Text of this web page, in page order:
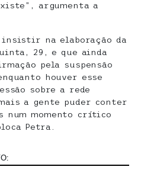
argumenta a
insistir na elaboração da
29, e que ainda
pela suspensão
houver esse
sobre a rede
a gente puder conter
num momento crítico
Petra.